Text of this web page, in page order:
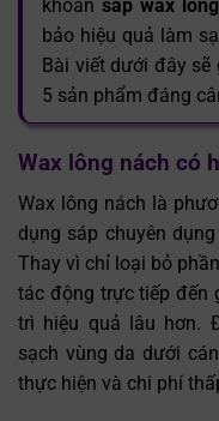
khoăn sáp wax
bảo hiệu quả làm
Bài viết dưới đây sẽ
5 sản phẩm đáng
Wax lông nách có
Wax lông nách là
dụng sáp chuyên
Thay vì chỉ loại bỏ
tác động trực tiếp đến
trì hiệu quả lâu hơn.
sạch vùng da dưới
thực hiện và chi phí